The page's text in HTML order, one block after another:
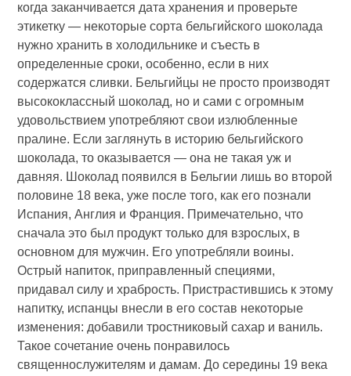
когда заканчивается дата хранения и проверьте
этикетку — некоторые сорта бельгийского шоколада
нужно хранить в холодильнике и съесть в
определенные сроки, особенно, если в них
содержатся сливки. Бельгийцы не просто производят
высококлассный шоколад, но и сами с огромным
удовольствием употребляют свои излюбленные
пралине. Если заглянуть в историю бельгийского
шоколада, то оказывается — она не такая уж и
давняя. Шоколад появился в Бельгии лишь во второй
половине 18 века, уже после того, как его познали
Испания, Англия и Франция. Примечательно, что
сначала это был продукт только для взрослых, в
основном для мужчин. Его употребляли воины.
Острый напиток, приправленный специями,
придавал силу и храбрость. Пристрастившись к этому
напитку, испанцы внесли в его состав некоторые
изменения: добавили тростниковый сахар и ваниль.
Такое сочетание очень понравилось
священнослужителям и дамам. До середины 19 века